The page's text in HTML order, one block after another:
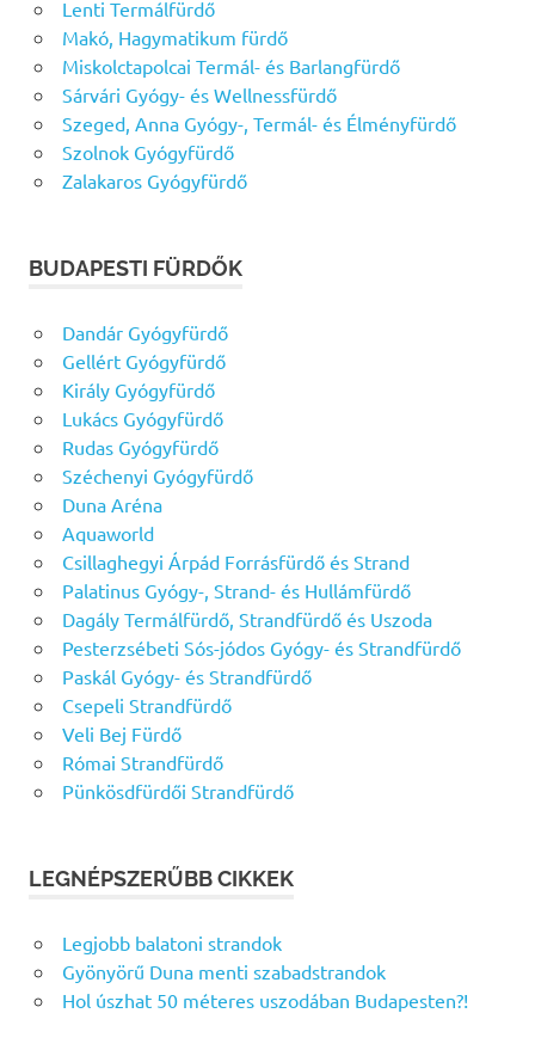
Lenti Termálfürdő
Makó, Hagymatikum fürdő
Miskolctapolcai Termál- és Barlangfürdő
Sárvári Gyógy- és Wellnessfürdő
Szeged, Anna Gyógy-, Termál- és Élményfürdő
Szolnok Gyógyfürdő
Zalakaros Gyógyfürdő
BUDAPESTI FÜRDŐK
Dandár Gyógyfürdő
Gellért Gyógyfürdő
Király Gyógyfürdő
Lukács Gyógyfürdő
Rudas Gyógyfürdő
Széchenyi Gyógyfürdő
Duna Aréna
Aquaworld
Csillaghegyi Árpád Forrásfürdő és Strand
Palatinus Gyógy-, Strand- és Hullámfürdő
Dagály Termálfürdő, Strandfürdő és Uszoda
Pesterzsébeti Sós-jódos Gyógy- és Strandfürdő
Paskál Gyógy- és Strandfürdő
Csepeli Strandfürdő
Veli Bej Fürdő
Római Strandfürdő
Pünkösdfürdői Strandfürdő
LEGNÉPSZERŰBB CIKKEK
Legjobb balatoni strandok
Gyönyörű Duna menti szabadstrandok
Hol úszhat 50 méteres uszodában Budapesten?!